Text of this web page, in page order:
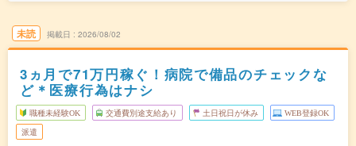
未読 掲載日 2026/08/02
3ヵ月で71万円稼ぐ！病院で備品のチェックな
ど＊医療行為はナシ
職種未経験OK 交通費別途支給あり 土日祝日が休み WEB登録OK
派遣